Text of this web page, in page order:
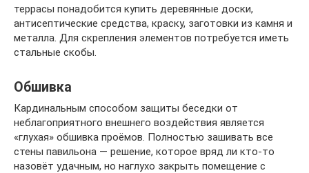
террасы понадобится купить деревянные доски,
антисептические средства, краску, заготовки из камня и
металла. Для скрепления элементов потребуется иметь
стальные скобы.
Обшивка
Кардинальным способом защиты беседки от
неблагоприятного внешнего воздействия является
«глухая» обшивка проёмов. Полностью зашивать все
стены павильона — решение, которое вряд ли кто-то
назовёт удачным, но наглухо закрыть помещение с